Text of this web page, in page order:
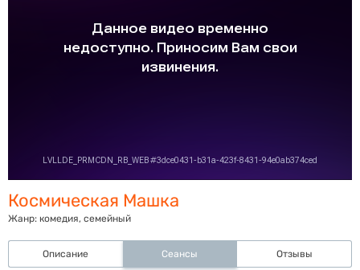
Космическая Машка
Жанр: комедия, семейный
Описание Сеансы Отзывы